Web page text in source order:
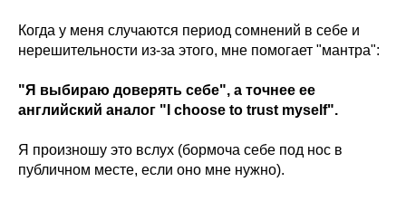
и контакту с собой
Когда у меня случаются период сомнений в себе и
нерешительности из-за этого, мне помогает "мантра":
"Я выбираю доверять себе", а точнее ее
английский аналог "I choose to trust myself".
Я произношу это вслух (бормоча себе под нос в
публичном месте, если оно мне нужно).